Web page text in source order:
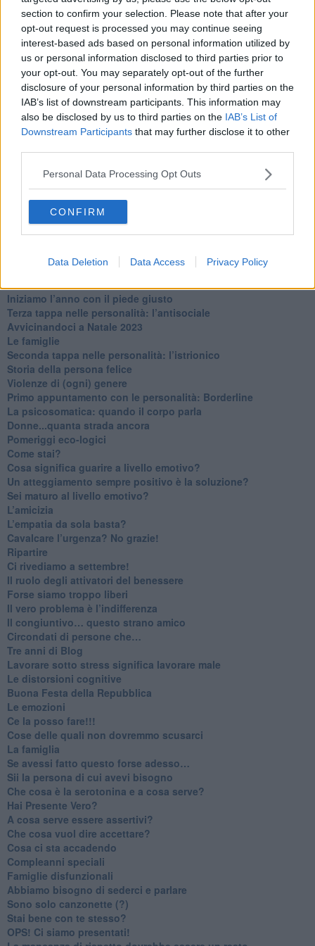
section to confirm your selection. Please note that after your
opt-out request is processed you may continue seeing
interest-based ads based on personal information utilized by
us or personal information disclosed to third parties prior to
your opt-out. You may separately opt-out of the further
disclosure of your personal information by third parties on the
IAB’s list of downstream participants. This information may
also be disclosed by us to third parties on the IAB’s List of
Downstream Participants that may further disclose it to other
Personal Data Processing Opt Outs
CONFIRM
Data Deletion Data Access Privacy Policy
​Il passato, questo conosciuto!
​Clima ballerino e sbalzi d’umore
La maternità
​L’uomo o l’orso?
Non hanno un amico a teatro​
​Tutta una questione di rispetto
​Cose che ci esauriscono
​Vespa che passione!
​Lasciate ai vostri figli il diritto di piangere
​Essere genitori di un adolescente
​Saper pazientare
​Giornata del Fiocchetto Lilla
​Venerdì emozionalmente sostenibile
Ma ti ascolti?
Contornati di persone che…
Che cos’è la dipendenza affettiva?
Quarta tappa nelle personalità: il narcisista
​Iniziamo l’anno con il piede giusto
​Terza tappa nelle personalità: l’antisociale
​Avvicinandoci a Natale 2023
Le famiglie
Seconda tappa nelle personalità: l’istrionico
​Storia della persona felice
Violenze di (ogni) genere
​Primo appuntamento con le personalità: Borderline
La psicosomatica: quando il corpo parla
Donne...quanta strada ancora
​Pomeriggi eco-logici
​Come stai?
Cosa significa guarire a livello emotivo?
​Un atteggiamento sempre positivo è la soluzione?
​Sei maturo al livello emotivo?
​L’amicizia
​L’empatia da sola basta?
​Cavalcare l’urgenza? No grazie!
Ripartire
​Ci rivediamo a settembre!
​Il ruolo degli attivatori del benessere
​Forse siamo troppo liberi
​Il vero problema è l’indifferenza
​Il congiuntivo… questo strano amico
​Circondati di persone che…
​Tre anni di Blog
​Lavorare sotto stress significa lavorare male
​Le distorsioni cognitive
​Buona Festa della Repubblica
Le emozioni
​Ce la posso fare!!!
​Cose delle quali non dovremmo scusarci
​La famiglia
​Se avessi fatto questo forse adesso…
​Sii la persona di cui avevi bisogno
Che cosa è la serotonina e a cosa serve?
​Hai Presente Vero?
A cosa serve essere assertivi?
​Che cosa vuol dire accettare?
​Cosa ci sta accadendo
​Compleanni speciali
​Famiglie disfunzionali
​Abbiamo bisogno di sederci e parlare
Sono solo canzonette (?)
​Stai bene con te stesso?
​OPS! Ci siamo presentati!